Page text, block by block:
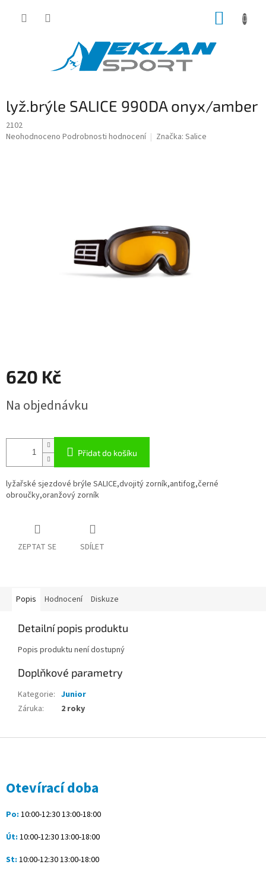
lyž.brýle SALICE 990DA onyx/amber
2102
Průměrné
Neohodnoceno Podrobnosti hodnocení Značka: Salice
620 Kč
cena:
Na objednávku
Přidat do košíku
lyžařské sjezdové brýle SALICE,dvojitý zorník,antifog,černé
obroučky,oranžový zorník
ZEPTAT SE SDÍLET
Popis Hodnocení Diskuze
Detailní popis produktu
Popis produktu není dostupný
Doplňkové parametry
Kategorie: Junior
Záruka: 2 roky
Otevírací doba
Po: 10:00-12:30 13:00-18:00
Út: 10:00-12:30 13:00-18:00
St: 10:00-12:30 13:00-18:00